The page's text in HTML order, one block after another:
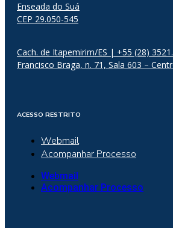
Enseada do Suá
CEP 29.050-545
Cach. de Itapemirim/ES | +55 (28)
Francisco Braga, n. 71, Sala 603 –
ACESSO RESTRITO
Webmail
Acompanhar Processo
Webmail
Acompanhar Processo